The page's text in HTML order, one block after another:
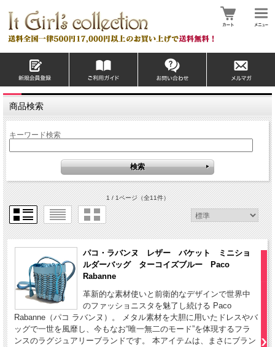
商品検索
キーワード検索
1 / 1ページ（全11件）
パコ・ラバンヌ レザー バケット ミニショ
ルダーバッグ ターコイズブルー Paco
Rabanne
革新的な素材使いと前衛的なデザインで世界中
のファッショニスタを魅了し続ける Paco
Rabanne（パコ ラバンヌ）。 メタル素材を大胆に用いたドレスやバ
ッグで一世を風靡し、今もなお“唯一無二のモード”を体現するフラ
ンスのラグジュアリーブランドです。 本アイテムは、まさにブラン